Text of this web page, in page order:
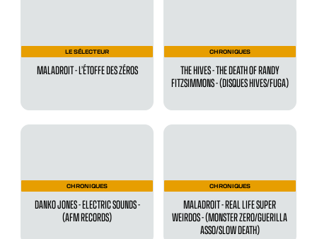
LE SÉLECTEUR
MALADROIT - L’ÉTOFFE DES ZÉROS
CHRONIQUES
THE HIVES - THE DEATH OF RANDY
FITZSIMMONS - (DISQUES HIVES/FUGA)
CHRONIQUES
DANKO JONES - ELECTRIC SOUNDS -
(AFM RECORDS)
CHRONIQUES
MALADROIT - ‍REAL LIFE SUPER
WEIRDOS - (MONSTER ZERO/GUERILLA
ASSO/SLOW DEATH)